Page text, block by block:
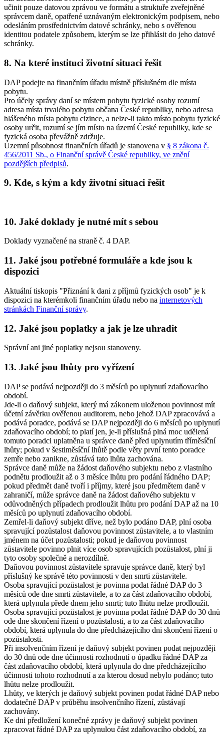
učinit pouze datovou zprávou ve formátu a struktuře zveřejněné
správcem daně, opatřené uznávaným elektronickým podpisem, nebo
odesláním prostřednictvím datové schránky, nebo s ověřenou
identitou podatele způsobem, kterým se lze přihlásit do jeho datové
schránky.
8. Na které instituci životní situaci řešit
DAP podejte na finančním úřadu místně příslušném dle místa
pobytu.
Pro účely správy daní se místem pobytu fyzické osoby rozumí
adresa místa trvalého pobytu občana České republiky, nebo adresa
hlášeného místa pobytu cizince, a nelze-li takto místo pobytu fyzické
osoby určit, rozumí se jím místo na území České republiky, kde se
fyzická osoba převážně zdržuje.
Územní působnost finančních úřadů je stanovena v § 8 zákona č.
456/2011 Sb., o Finanční správě České republiky, ve znění
pozdějších předpisů.
9. Kde, s kým a kdy životní situaci řešit
10. Jaké doklady je nutné mít s sebou
Doklady vyznačené na straně č. 4 DAP.
11. Jaké jsou potřebné formuláře a kde jsou k
dispozici
Aktuální tiskopis "Přiznání k dani z příjmů fyzických osob" je k
dispozici na kterémkoli finančním úřadu nebo na internetových
stránkách Finanční správy.
12. Jaké jsou poplatky a jak je lze uhradit
Správní ani jiné poplatky nejsou stanoveny.
13. Jaké jsou lhůty pro vyřízení
DAP se podává nejpozději do 3 měsíců po uplynutí zdaňovacího
období.
Jde-li o daňový subjekt, který má zákonem uloženou povinnost mít
účetní závěrku ověřenou auditorem, nebo jehož DAP zpracovává a
podává poradce, podává se DAP nejpozději do 6 měsíců po uplynutí
zdaňovacího období; to platí jen, je-li příslušná plná moc udělená
tomuto poradci uplatněna u správce daně před uplynutím tříměsíční
lhůty; pokud v šestiměsíční lhůtě podle věty první tento poradce
zemře nebo zanikne, zůstává tato lhůta zachována.
Správce daně může na žádost daňového subjektu nebo z vlastního
podnětu prodloužit až o 3 měsíce lhůtu pro podání řádného DAP;
pokud předmět daně tvoří i příjmy, které jsou předmětem daně v
zahraničí, může správce daně na žádost daňového subjektu v
odůvodněných případech prodloužit lhůtu pro podání DAP až na 10
měsíců po uplynutí zdaňovacího období.
Zemřel-li daňový subjekt dříve, než bylo podáno DAP, plní osoba
spravující pozůstalost daňovou povinnost zůstavitele, a to vlastním
jménem na účet pozůstalosti; pokud je daňovou povinnost
zůstavitele povinno plnit více osob spravujících pozůstalost, plní ji
tyto osoby společně a nerozdílně.
Daňovou povinnost zůstavitele spravuje správce daně, který byl
příslušný ke správě této povinnosti v den smrti zůstavitele.
Osoba spravující pozůstalost je povinna podat řádné DAP do 3
měsíců ode dne smrti zůstavitele, a to za část zdaňovacího období,
která uplynula přede dnem jeho smrti; tuto lhůtu nelze prodloužit.
Osoba spravující pozůstalost je povinna podat řádné DAP do 30 dnů
ode dne skončení řízení o pozůstalosti, a to za část zdaňovacího
období, která uplynula do dne předcházejícího dni skončení řízení o
pozůstalosti.
Při insolvenčním řízení je daňový subjekt povinen podat nejpozději
do 30 dnů ode dne účinnosti rozhodnutí o úpadku řádné DAP za
část zdaňovacího období, která uplynula do dne předcházejícího
účinnosti tohoto rozhodnutí a za kterou dosud nebylo podáno; tuto
lhůtu nelze prodloužit.
Lhůty, ve kterých je daňový subjekt povinen podat řádné DAP nebo
dodatečné DAP v průběhu insolvenčního řízení, zůstávají
zachovány.
Ke dni předložení konečné zprávy je daňový subjekt povinen
zpracovat řádné DAP za uplynulou část zdaňovacího období, za